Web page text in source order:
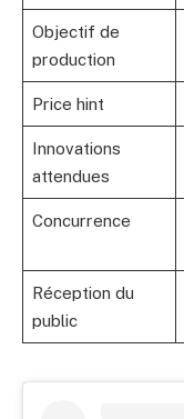
Objectif de
production
Price hint
Innovations
attendues
Concurrence
Réception du
public